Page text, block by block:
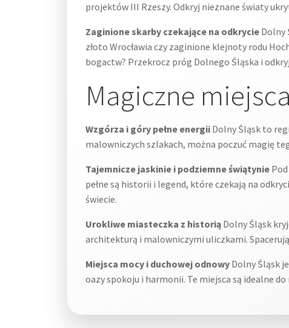
projektów III Rzeszy. Odkryj nieznane światy
Zaginione skarby czekające na odkrycie Dolny
złoto Wrocławia czy zaginione klejnoty rodu
bogactw? Przekrocz próg Dolnego Śląska i
Magiczne miejsca
Wzgórza i góry pełne energii Dolny Śląsk to
malowniczych szlakach, można poczuć magię
Tajemnicze jaskinie i podziemne świątynie
pełne są historii i legend, które czekają na
świecie.
Urokliwe miasteczka z historią Dolny Śląsk
architekturą i malowniczymi uliczkami.
Miejsca mocy i duchowej odnowy Dolny Śląsk
oazy spokoju i harmonii. Te miejsca są idealne